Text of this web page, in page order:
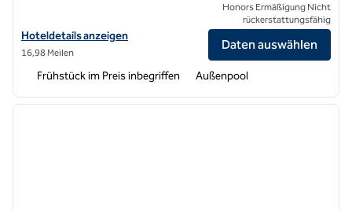
Hoteldetails für Home2 Suites by Hilton Riverside March Air Reserve
Hoteldetails anzeigen
16,98 Meilen
Honors Ermäßigung Nicht
rückerstattungsfähig
Daten auswählen
Frühstück im Preis inbegriffen Außenpool
1 von 12